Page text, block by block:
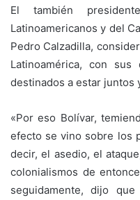
El también
Latinoamericanos y del
Pedro Calzadilla,
Latinoamérica, con
destinados a estar
«Por eso Bolívar,
efecto se vino sobre los
decir, el asedio, el
colonialismos de
seguidamente, dijo